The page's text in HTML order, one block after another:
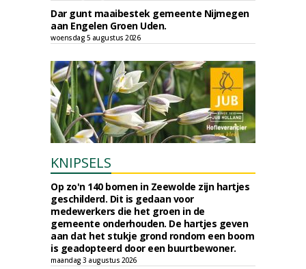
Dar gunt maaibestek gemeente Nijmegen
aan Engelen Groen Uden.
woensdag 5 augustus 2026
KNIPSELS
Op zo'n 140 bomen in Zeewolde zijn hartjes
geschilderd. Dit is gedaan voor
medewerkers die het groen in de
gemeente onderhouden. De hartjes geven
aan dat het stukje grond rondom een boom
is geadopteerd door een buurtbewoner.
maandag 3 augustus 2026